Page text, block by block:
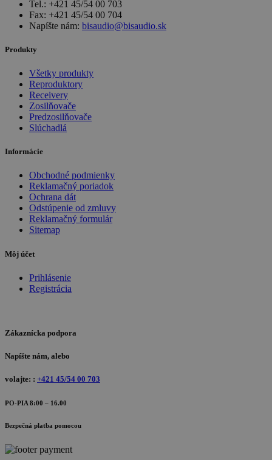
Tel.: +421 45/54 00 703
Fax: +421 45/54 00 704
Napíšte nám: bisaudio@bisaudio.sk
Produkty
Všetky produkty
Reproduktory
Receivery
Zosilňovače
Predzosilňovače
Slúchadlá
Informácie
Obchodné podmienky
Reklamačný poriadok
Ochrana dát
Odstúpenie od zmluvy
Reklamačný formulár
Sitemap
Môj účet
Prihlásenie
Registrácia
Zákaznícka podpora
Napíšte nám, alebo
volajte: : +421 45/54 00 703
PO-PIA 8:00 – 16.00
Bezpečná platba pomocou